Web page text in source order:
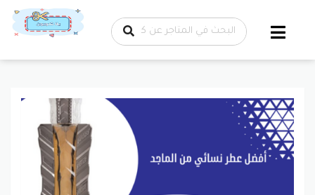
تخطي إلى
المحتوى